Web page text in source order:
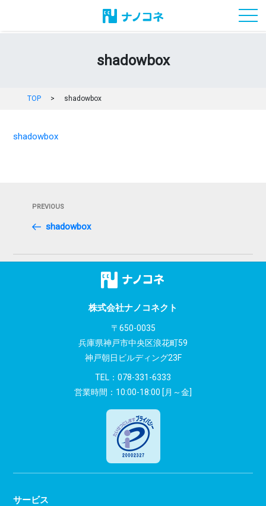
shadowbox
TOP > shadowbox
shadowbox
ビ
Previous
Post
PREVIOUS
shadowbox
株式会社ナノコネクト
〒650-0035
兵庫県神戸市中央区浪花町59
神戸朝日ビルディング23F
TEL： 078-331-6333
営業時間：10:00-18:00 [月～金]
サービス